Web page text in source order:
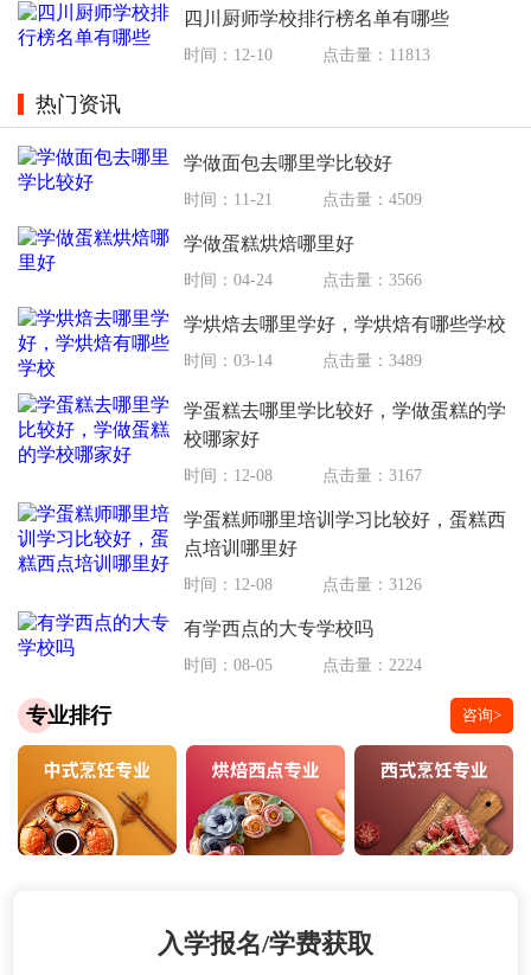
四川厨师学校排行榜名单有哪些
时间：12-10 点击量：11813
热门资讯
学做面包去哪里学比较好
时间：11-21 点击量：4509
学做蛋糕烘焙哪里好
时间：04-24 点击量：3566
学烘焙去哪里学好，学烘焙有哪些学校
时间：03-14 点击量：3489
学蛋糕去哪里学比较好，学做蛋糕的学
校哪家好
时间：12-08 点击量：3167
学蛋糕师哪里培训学习比较好，蛋糕西
点培训哪里好
时间：12-08 点击量：3126
有学西点的大专学校吗
时间：08-05 点击量：2224
专业排行 咨询>
入学报名/学费获取